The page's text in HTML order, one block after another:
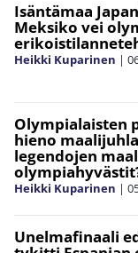
Isäntämaa
Meksiko vei
Heikki Kuparinen |
Olympialaisten
hieno
legendojen
Heikki Kuparinen |
Unelmafinaali